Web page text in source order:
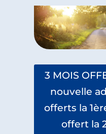
3 MOIS
nouvelle
offerts la
offert la